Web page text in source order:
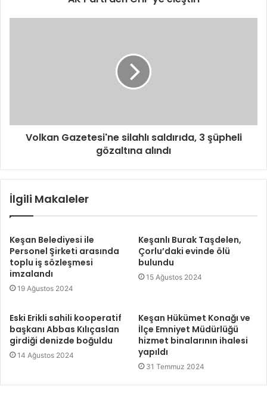
Volkan Gazetesi'ne silahlı saldırıda, 3 şüpheli
gözaltına alındı
İlgili Makaleler
Keşan Belediyesi ile
Personel Şirketi arasında
toplu iş sözleşmesi
imzalandı
19 Ağustos 2024
Keşanlı Burak Taşdelen,
Çorlu’daki evinde ölü
bulundu
15 Ağustos 2024
Eski Erikli sahili kooperatif
başkanı Abbas Kılıçaslan
girdiği denizde boğuldu
14 Ağustos 2024
Keşan Hükümet Konağı ve
İlçe Emniyet Müdürlüğü
hizmet binalarının ihalesi
yapıldı
31 Temmuz 2024